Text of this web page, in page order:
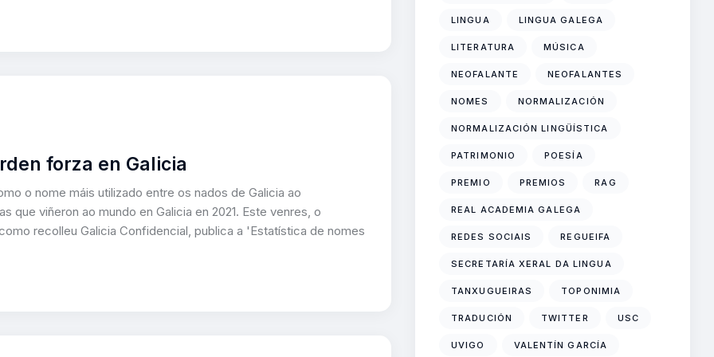
forza en Galicia
o nome máis utilizado entre os nados de Galicia ao
que viñeron ao mundo en Galicia en 2021. Este venres, o
recolleu Galicia Confidencial, publica a 'Estatística de nomes
LINGUA LINGUA GALEGA
LITERATURA MÚSICA
NEOFALANTE NEOFALANTES
NOMES NORMALIZACIÓN
NORMALIZACIÓN LINGÜÍSTICA
PATRIMONIO POESÍA
PREMIO PREMIOS RAG
REAL ACADEMIA GALEGA
REDES SOCIAIS REGUEIFA
SECRETARÍA XERAL DA LINGUA
TANXUGUEIRAS TOPONIMIA
TRADUCIÓN TWITTER USC
UVIGO VALENTÍN GARCÍA